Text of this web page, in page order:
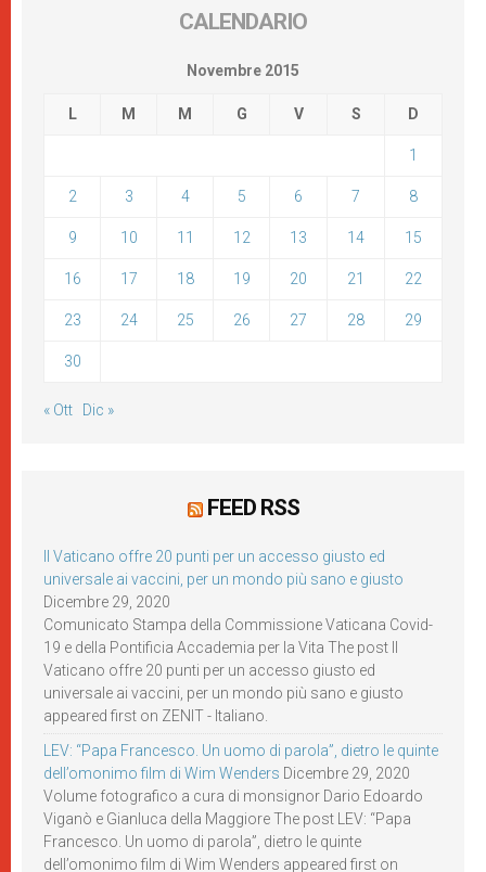
CALENDARIO
Novembre 2015
L M M G V S D
1
2 3 4 5 6 7 8
9 10 11 12 13 14 15
16 17 18 19 20 21 22
23 24 25 26 27 28 29
30
« Ott Dic »
FEED RSS
Il Vaticano offre 20 punti per un accesso giusto ed
universale ai vaccini, per un mondo più sano e giusto
Dicembre 29, 2020
Comunicato Stampa della Commissione Vaticana Covid-
19 e della Pontificia Accademia per la Vita The post Il
Vaticano offre 20 punti per un accesso giusto ed
universale ai vaccini, per un mondo più sano e giusto
appeared first on ZENIT - Italiano.
LEV: “Papa Francesco. Un uomo di parola”, dietro le quinte
dell’omonimo film di Wim Wenders Dicembre 29, 2020
Volume fotografico a cura di monsignor Dario Edoardo
Viganò e Gianluca della Maggiore The post LEV: “Papa
Francesco. Un uomo di parola”, dietro le quinte
dell’omonimo film di Wim Wenders appeared first on